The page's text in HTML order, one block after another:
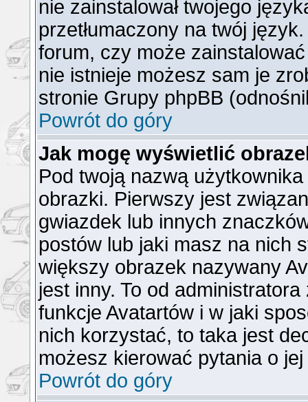
nie zainstalował twojego
przetłumaczony na twój
forum, czy może
nie istnieje możesz sam je
stronie Grupy phpBB
Powrót do góry
Jak mogę wyświetlić
Pod twoją nazwą
obrazki. Pierwszy jest
gwiazdek lub innych
postów lub jaki masz na nich
większy obrazek nazywany
jest inny. To od
funkcje Avatartów i w jaki
nich korzystać, to taka jest
możesz kierować pytania o
Powrót do góry